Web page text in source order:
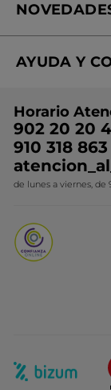
Mi club Yves
¿Quiénes
Nuestros
Conviértete en
Rebajas
Ideas de Regalo
Colección Monoi
Novedades del
AYUDA Y
Contacto
Horario
902 20 20
910 318 863
de lunes a viernes, de